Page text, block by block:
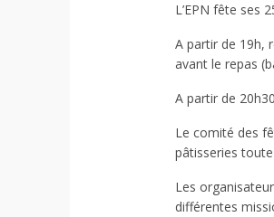
L’EPN fête ses
A partir de 19h,
avant le repas
A partir de
Le comité des
pâtisseries
Les
différentes